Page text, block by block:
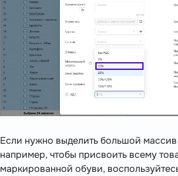
Если нужно выделить большой массив
например, чтобы присвоить всему
маркированной обуви,